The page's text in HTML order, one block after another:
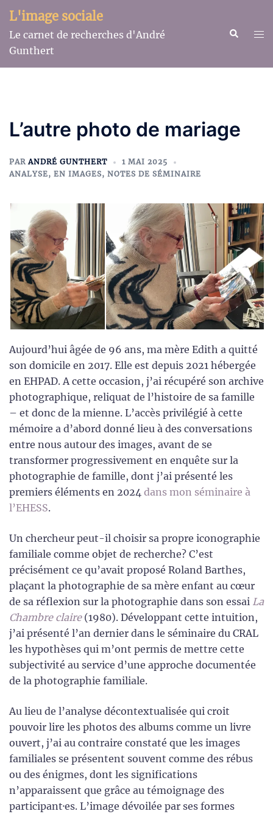
Aller
au
contenu
L'image sociale
Le carnet de recherches d'André
Gunthert
L’autre photo de mariage
PARANDRÉ GUNTHERT
1 MAI 2025
ANALYSE, EN IMAGES, NOTES DE SÉMINAIRE
Aujourd’hui âgée de 96 ans, ma mère Edith a quitté
son domicile en 2017. Elle est depuis 2021 hébergée
en EHPAD. A cette occasion, j’ai récupéré son archive
photographique, reliquat de l’histoire de sa famille
– et donc de la mienne. L’accès privilégié à cette
mémoire a d’abord donné lieu à des conversations
entre nous autour des images, avant de se
transformer progressivement en enquête sur la
photographie de famille, dont j’ai présenté les
premiers éléments en 2024 dans mon séminaire à
l’EHESS.
Un chercheur peut-il choisir sa propre iconographie
familiale comme objet de recherche? C’est
précisément ce qu’avait proposé Roland Barthes,
plaçant la photographie de sa mère enfant au cœur
de sa réflexion sur la photographie dans son essai La
Chambre claire(1980). Développant cette intuition,
j’ai présenté l’an dernier dans le séminaire du CRAL
les hypothèses qui m’ont permis de mettre cette
subjectivité au service d’une approche documentée
de la photographie familiale.
Au lieu de l’analyse décontextualisée qui croit
pouvoir lire les photos des albums comme un livre
ouvert, j’ai au contraire constaté que les images
familiales se présentent souvent comme des rébus
ou des énigmes, dont les significations
n’apparaissent que grâce au témoignage des
participant·es. L’image dévoilée par ses formes